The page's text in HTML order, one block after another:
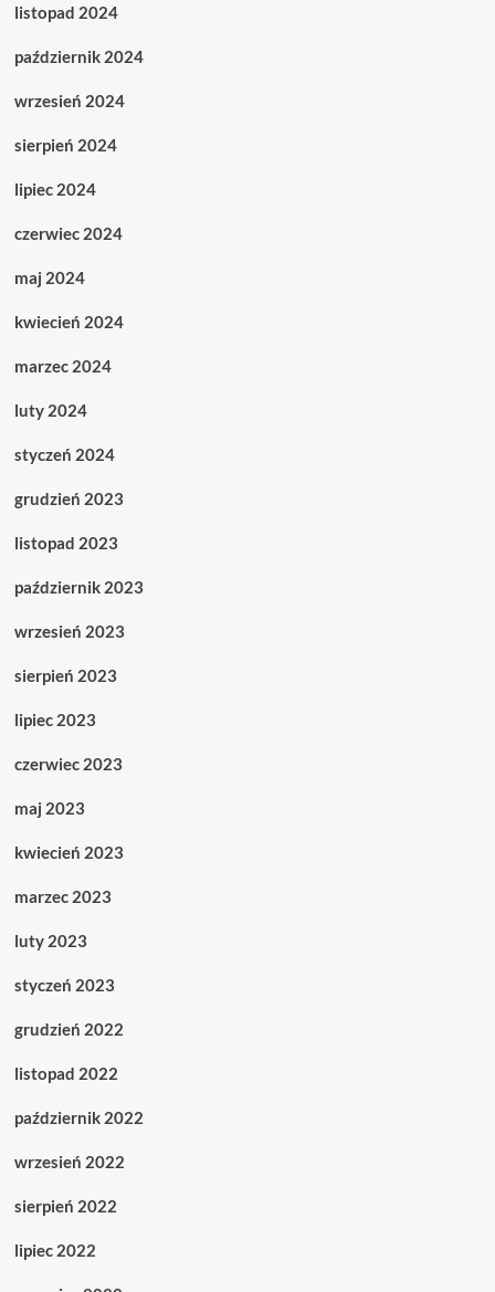
listopad 2024
październik 2024
wrzesień 2024
sierpień 2024
lipiec 2024
czerwiec 2024
maj 2024
kwiecień 2024
marzec 2024
luty 2024
styczeń 2024
grudzień 2023
listopad 2023
październik 2023
wrzesień 2023
sierpień 2023
lipiec 2023
czerwiec 2023
maj 2023
kwiecień 2023
marzec 2023
luty 2023
styczeń 2023
grudzień 2022
listopad 2022
październik 2022
wrzesień 2022
sierpień 2022
lipiec 2022